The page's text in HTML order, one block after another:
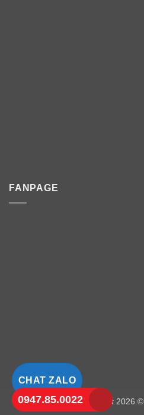
CHAT ZALO
0947.85.0022
FANPAGE
Copyright 2026 ©